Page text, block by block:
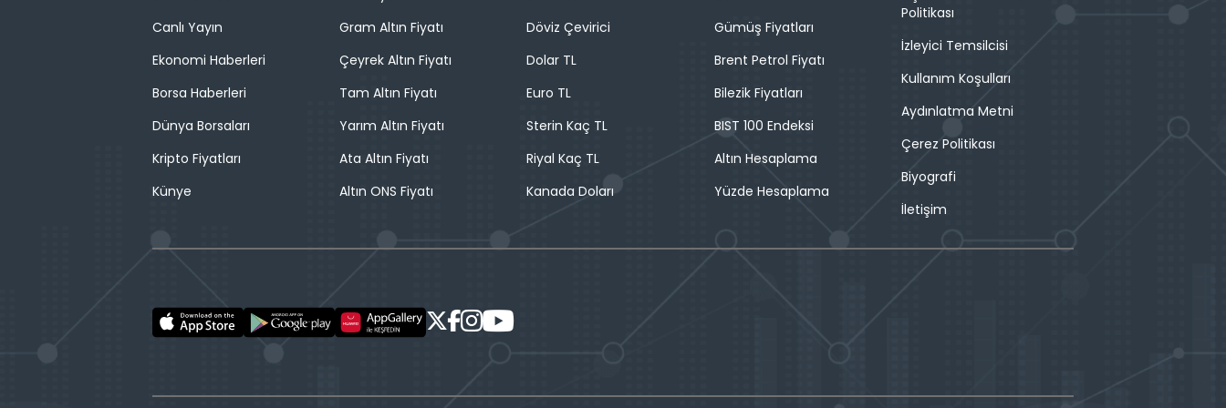
Canlı Yayın
Ekonomi Haberleri
Borsa Haberleri
Dünya Borsaları
Kripto Fiyatları
Künye
Gram Altın Fiyatı
Çeyrek Altın Fiyatı
Tam Altın Fiyatı
Yarım Altın Fiyatı
Ata Altın Fiyatı
Altın ONS Fiyatı
Döviz Çevirici
Dolar TL
Euro TL
Sterin Kaç TL
Riyal Kaç TL
Kanada Doları
Gümüş Fiyatları
Brent Petrol Fiyatı
Bilezik Fiyatları
BIST 100 Endeksi
Altın Hesaplama
Yüzde Hesaplama
Politikası
İzleyici Temsilcisi
Kullanım Koşulları
Aydınlatma Metni
Çerez Politikası
Biyografi
İletişim